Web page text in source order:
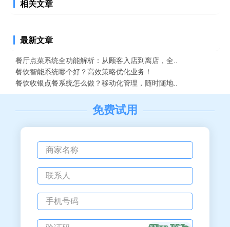
相关文章
最新文章
餐厅点菜系统全功能解析：从顾客入店到离店，全..
餐饮智能系统哪个好？高效策略优化业务！
餐饮收银点餐系统怎么做？移动化管理，随时随地..
免费试用